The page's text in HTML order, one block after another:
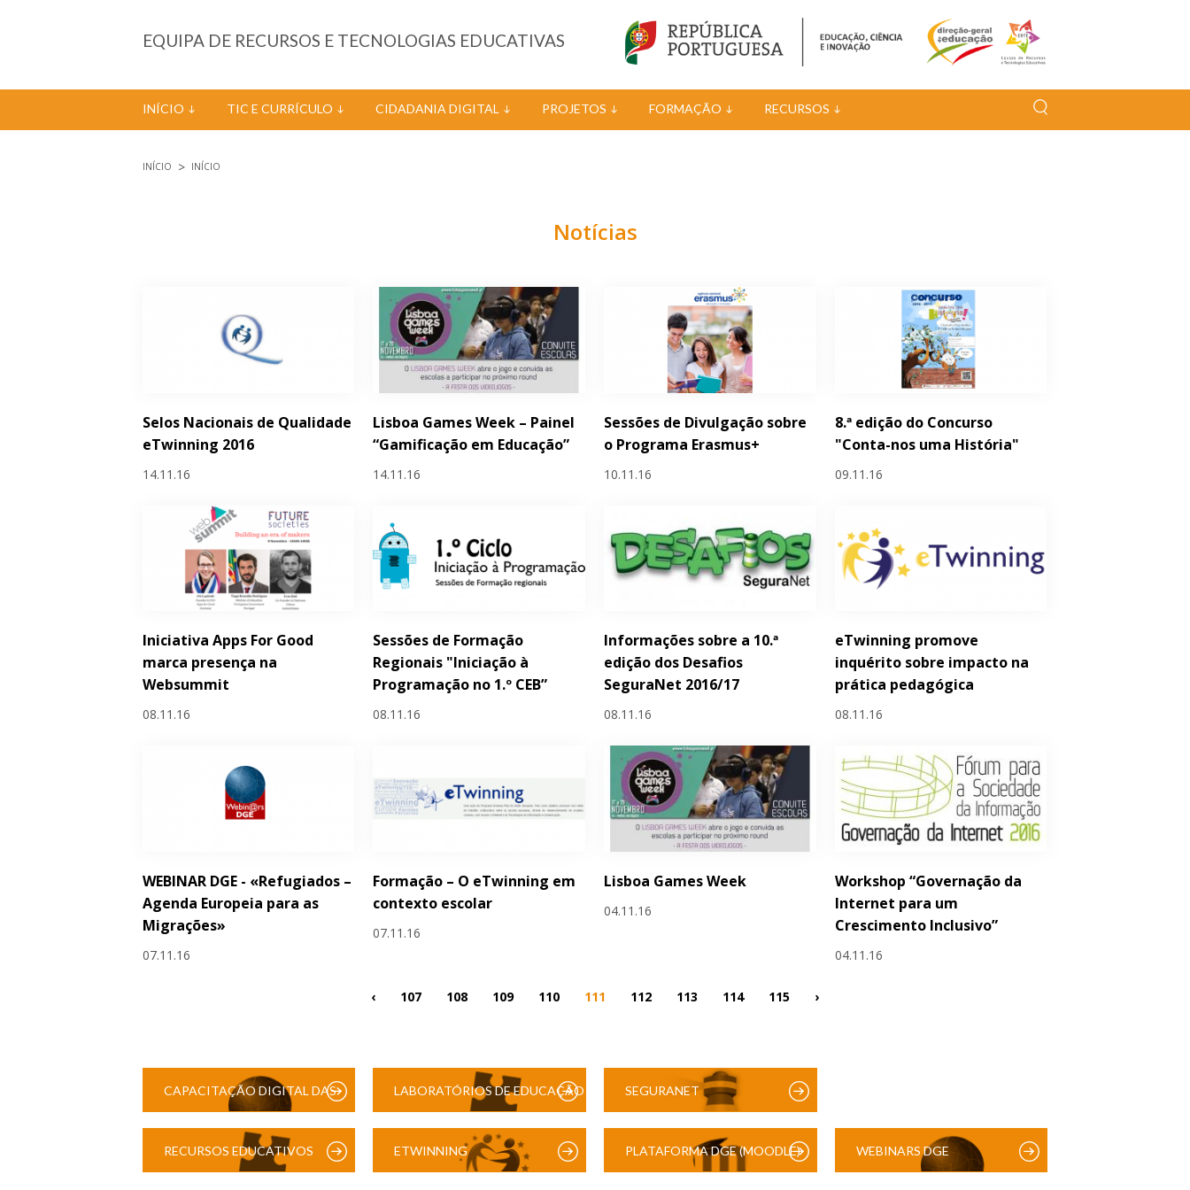
EQUIPA DE RECURSOS E TECNOLOGIAS EDUCATIVAS
INÍCIO TIC E CURRÍCULO CIDADANIA DIGITAL PROJETOS FORMAÇÃO RECURSOS
INÍCIO INÍCIO
Notícias
Selos Nacionais de Qualidade
eTwinning 2016
14.11.16
Lisboa Games Week – Painel
“Gamificação em Educação”
14.11.16
Sessões de Divulgação sobre
o Programa Erasmus+
10.11.16
8.ª edição do Concurso
"Conta-nos uma História"
09.11.16
Iniciativa Apps For Good
marca presença na
Websummit
08.11.16
Sessões de Formação
Regionais "Iniciação à
Programação no 1.º CEB”
08.11.16
Informações sobre a 10.ª
edição dos Desafios
SeguraNet 2016/17
08.11.16
eTwinning promove
inquérito sobre impacto na
prática pedagógica
08.11.16
WEBINAR DGE - «Refugiados –
Agenda Europeia para as
Migrações»
07.11.16
Formação – O eTwinning em
contexto escolar
07.11.16
Lisboa Games Week
04.11.16
Workshop “Governação da
Internet para um
Crescimento Inclusivo”
04.11.16
Páginas
‹ 107 108 109 110 111 112 113 114 115 ›
CAPACITAÇÃO DIGITAL DAS LABORATÓRIOS DE EDUCAÇÃO SEGURANET
RECURSOS EDUCATIVOS ETWINNING PLATAFORMA DGE (MOODLE) WEBINARS DGE